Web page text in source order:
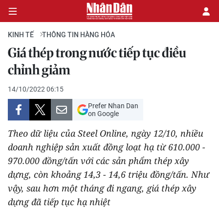
CHÍNH TRỊ
KINH TẾ
VĂN HÓA
XÃ HỘI
PHÁP LUẬT
DU LỊCH
THẾ GIỚI
KINH TẾ THÔNG TIN HÀNG HÓA
Giá thép trong nước tiếp tục điều
chỉnh giảm
14/10/2022 06:15
Prefer Nhan Dan
on Google
Theo dữ liệu của Steel Online, ngày 12/10, nhiều
doanh nghiệp sản xuất đồng loạt hạ từ 610.000 -
970.000 đồng/tấn với các sản phẩm thép xây
dựng, còn khoảng 14,3 - 14,6 triệu đồng/tấn. Như
vậy, sau hơn một tháng đi ngang, giá thép xây
dựng đã tiếp tục hạ nhiệt